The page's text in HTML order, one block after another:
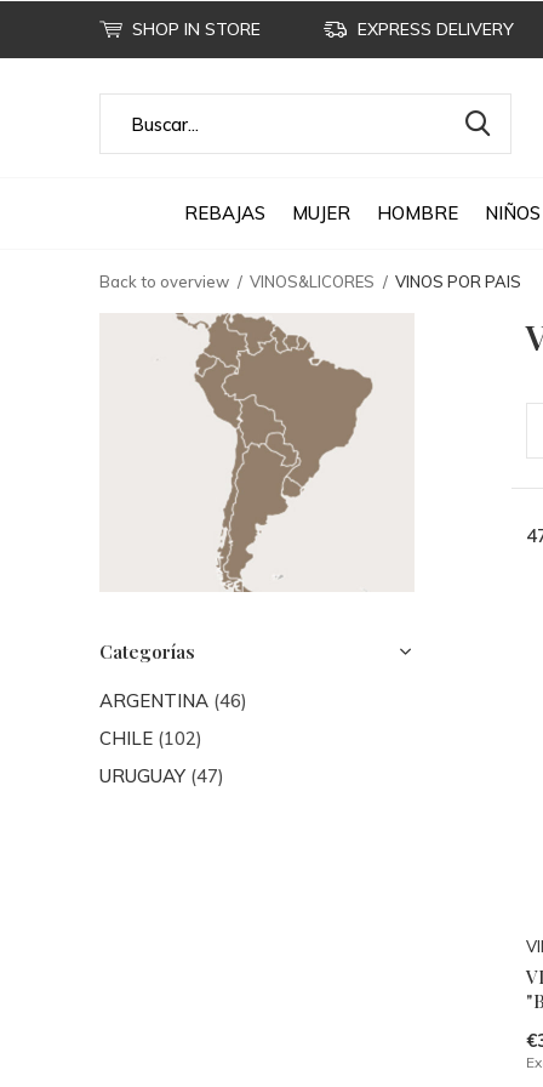
REBAJAS MUJER HOMBRE NIÑOS
SHOP IN STORE EXPRESS DELIVERY
Back to overview VINOS&LICORES VINOS POR PAIS
Categorías
ARGENTINA (46)
CHILE (102)
URUGUAY (47)